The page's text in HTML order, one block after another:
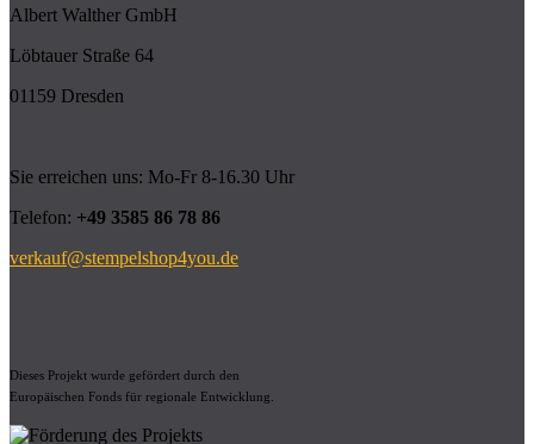
Albert Walther GmbH
Löbtauer Straße 64
01159 Dresden
Sie erreichen uns: Mo-Fr 8-16.30 Uhr
Telefon: +49 3585 86 78 86
verkauf@stempelshop4you.de
Dieses Projekt wurde gefördert durch den
Europäischen Fonds für regionale Entwicklung.